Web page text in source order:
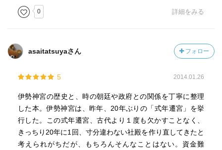
0 詳細をみる
asaitatsuyaさん フォロー
5 2014.01.26
伊勢神宮の歴史と、時の朝廷や政府との関係を丁寧に整理
した本。伊勢神宮は、昨年、20年ぶりの「式年遷宮」を挙
行した。この式年遷宮、古代より１度も欠かすことなく、
きっちり20年に1回、寸分違わない社殿を作り直してきたと
考えられがちだが、もちろんそんなことはない。資金難